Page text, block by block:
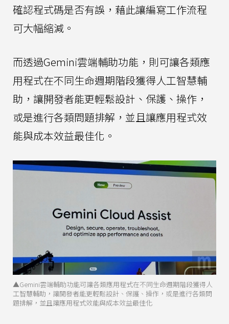
確認程式碼是否有誤，藉此讓編寫工作流程
可大幅縮減。
而透過Gemini雲端輔助功能，則可讓各類應
用程式在不同生命週期階段獲得人工智慧輔
助，讓開發者能更輕鬆設計、保護、操作，
或是進行各類問題排解，並且讓應用程式效
能與成本效益最佳化。
▲Gemini雲端輔助功能可讓各類應用程式在不同生命週期階段獲得人
工智慧輔助，讓開發者能更輕鬆設計、保護、操作，或是進行各類問
題排解，並且讓應用程式效能與成本效益最佳化